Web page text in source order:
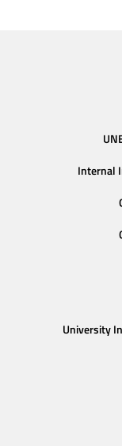
Internal
University